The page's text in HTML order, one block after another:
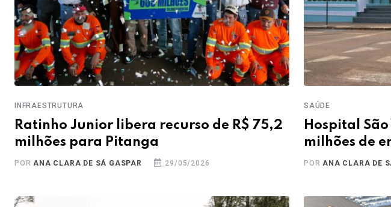
INFRAESTRUTURA
Ratinho Junior libera recurso de R$ 75,2
milhões para Pitanga
POR ANA CLARA DE SÁ GASPAR 29/05/2026
SAÚDE
Hospital
milhões de
POR ANA CLARA DE